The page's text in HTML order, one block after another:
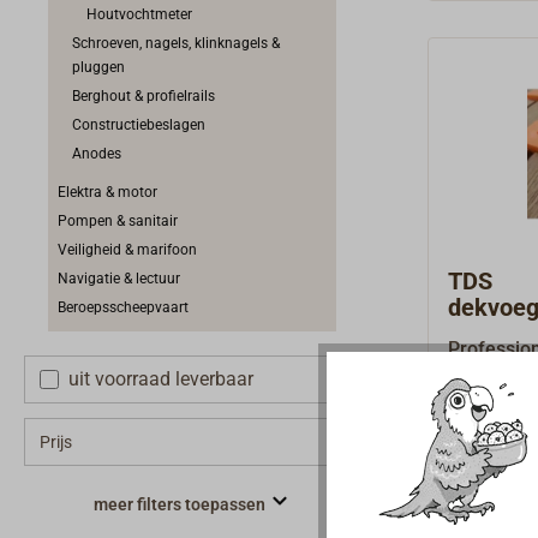
Houtvochtmeter
Schroeven, nagels, klinknagels &
pluggen
Berghout & profielrails
Constructiebeslagen
Anodes
Elektra & motor
Pompen & sanitair
Veiligheid & marifoon
Navigatie & lectuur
Beroepsscheepvaart
uit voorraad leverbaar
Prijs
meer filters toepassen
TDS
(100
voor het
maken
gewenste
Van€